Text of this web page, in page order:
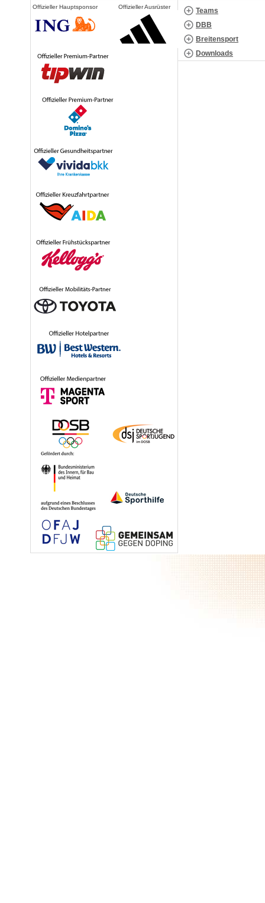
Offizieller Hauptsponsor Offizieller Ausrüster
Teams
DBB
Breitensport
Downloads